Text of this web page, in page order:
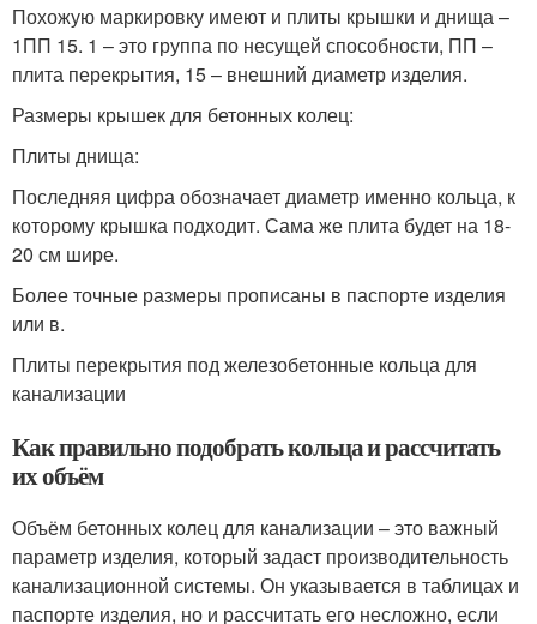
Похожую маркировку имеют и плиты крышки и днища –
1ПП 15. 1 – это группа по несущей способности, ПП –
плита перекрытия, 15 – внешний диаметр изделия.
Размеры крышек для бетонных колец:
Плиты днища:
Последняя цифра обозначает диаметр именно кольца, к
которому крышка подходит. Сама же плита будет на 18-
20 см шире.
Более точные размеры прописаны в паспорте изделия
или в.
Плиты перекрытия под железобетонные кольца для
канализации
Как правильно подобрать кольца и рассчитать
их объём
Объём бетонных колец для канализации – это важный
параметр изделия, который задаст производительность
канализационной системы. Он указывается в таблицах и
паспорте изделия, но и рассчитать его несложно, если